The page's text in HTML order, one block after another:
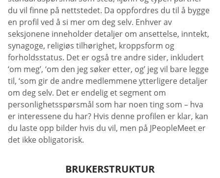
du vil finne på nettstedet. Da oppfordres du til å bygge
en profil ved å si mer om deg selv. Enhver av
seksjonene inneholder detaljer om ansettelse, inntekt,
synagoge, religiøs tilhørighet, kroppsform og
forholdsstatus. Det er også tre andre sider, inkludert
‘om meg’, ‘om den jeg søker etter, og’ jeg vil bare legge
til, ‘som gir de andre medlemmene ytterligere detaljer
om deg selv. Det er endelig et segment om
personlighetsspørsmål som har noen ting som – hva
er interessene du har? Hvis denne profilen er klar, kan
du laste opp bilder hvis du vil, men på JPeopleMeet er
det ikke obligatorisk.
BRUKERSTRUKTUR